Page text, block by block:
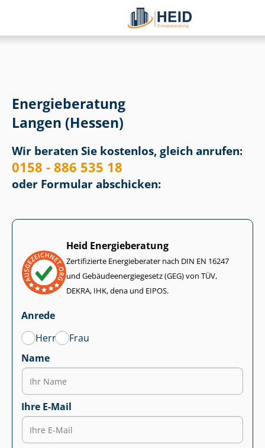
Energieberatung
Langen (Hessen)
Wir beraten Sie kostenlos, gleich anrufen:
0158 - 886 535 18
oder Formular abschicken:
Heid Energieberatung
Zertifizierte Energieberater nach DIN EN 16247
und Ge­bäu­de­en­er­gie­ge­setz (GEG) von TÜV,
DEKRA, IHK, dena und EIPOS.
Anrede
Herr
Frau
Name
Ihre E-Mail